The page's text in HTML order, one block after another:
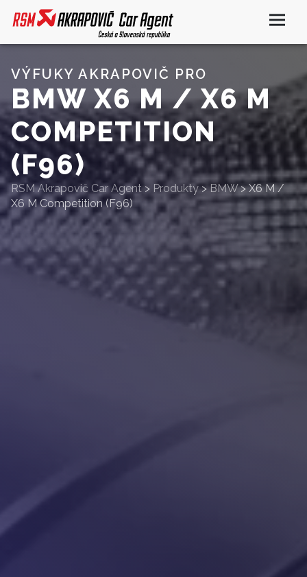
VÝFUKY AKRAPOVIČ PRO
BMW X6 M / X6 M
COMPETITION
(F96)
RSM Akrapovič Car Agent > Produkty > BMW > X6 M /
X6 M Competition (F96)